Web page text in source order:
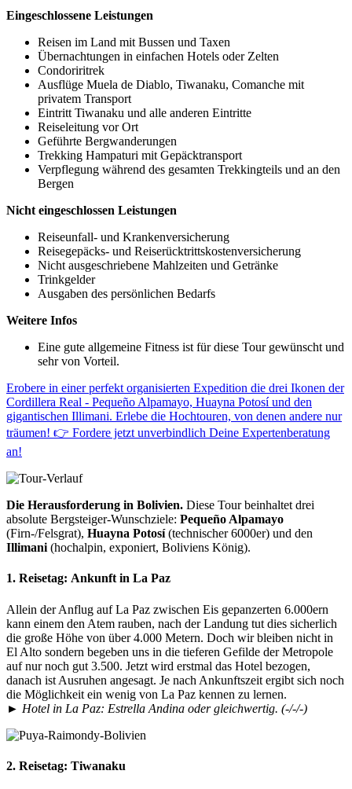
Eingeschlossene Leistungen
Reisen im Land mit Bussen und Taxen
Übernachtungen in einfachen Hotels oder Zelten
Condoriritrek
Ausflüge Muela de Diablo, Tiwanaku, Comanche mit
privatem Transport
Eintritt Tiwanaku und alle anderen Eintritte
Reiseleitung vor Ort
Geführte Bergwanderungen
Trekking Hampaturi mit Gepäcktransport
Verpflegung während des gesamten Trekkingteils und an den
Bergen
Nicht eingeschlossen Leistungen
Reiseunfall- und Krankenversicherung
Reisegepäcks- und Reiserücktrittskostenversicherung
Nicht ausgeschriebene Mahlzeiten und Getränke
Trinkgelder
Ausgaben des persönlichen Bedarfs
Weitere Infos
Eine gute allgemeine Fitness ist für diese Tour gewünscht und
sehr von Vorteil.
Erobere in einer perfekt organisierten Expedition die drei Ikonen der
Cordillera Real - Pequeño Alpamayo, Huayna Potosí und den
gigantischen Illimani. Erlebe die Hochtouren, von denen andere nur
träumen! 👉 Fordere jetzt unverbindlich Deine Expertenberatung
an!
Die Herausforderung in Bolivien. Diese Tour beinhaltet drei
absolute Bergsteiger-Wunschziele: Pequeño Alpamayo
(Firn-/Felsgrat), Huayna Potosí(technischer 6000er) und den
Illimani (hochalpin, exponiert, Boliviens König).
1. Reisetag: Ankunft in La Paz
Allein der Anflug auf La Paz zwischen Eis gepanzerten 6.000ern
kann einem den Atem rauben, nach der Landung tut dies sicherlich
die große Höhe von über 4.000 Metern. Doch wir bleiben nicht in
El Alto sondern begeben uns in die tieferen Gefilde der Metropole
auf nur noch gut 3.500. Jetzt wird erstmal das Hotel bezogen,
danach ist Ausruhen angesagt. Je nach Ankunftszeit ergibt sich noch
die Möglichkeit ein wenig von La Paz kennen zu lernen.
► Hotel in La Paz: Estrella Andina oder gleichwertig. (-/-/-)
2. Reisetag: Tiwanaku